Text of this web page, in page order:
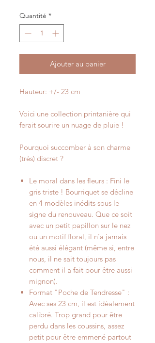
Quantité *
Ajouter au panier
Hauteur: +/- 23 cm
Voici une collection printanière qui
ferait sourire un nuage de pluie !
Pourquoi succomber à son charme
(très) discret ?
Le moral dans les fleurs : Fini le
gris triste ! Bourriquet se décline
en 4 modèles inédits sous le
signe du renouveau. Que ce soit
avec un petit papillon sur le nez
ou un motif floral, il n'a jamais
été aussi élégant (même si, entre
nous, il ne sait toujours pas
comment il a fait pour être aussi
mignon).
Format "Poche de Tendresse" :
Avec ses 23 cm, il est idéalement
calibré. Trop grand pour être
perdu dans les coussins, assez
petit pour être emmené partout